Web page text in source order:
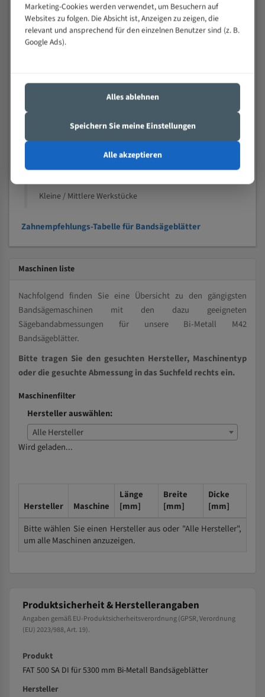
Positiver Spanwinkel
Bandkörper aus hochlegiertem Federstahl
Legierte HSS-beschichtete Zahnspitzen
Nichteisenmetalle
Speziell entwickelt für Profile / Rohre
Kleine und mittlere Profile / Kleine Durchmesser
Kleine / Mittlere Werkstücke
Zahnempfehlungs-Tabelle für Bandsägeblätter
Maschinen liste
Nachfolgend finden Sie eine Übersicht zu den gängigsten
Bandsägemaschinen mit den dazu geeigneten
Sägebandabmessungen für unsere Bi-Metall M42
Bandsägeblätter.
Bitte tragen Sie den gesuchten Hersteller, Maschinentyp
oder die gesuchte Abmessung in das Suchfeld rechts ein.
Maschinenfilter
Hersteller auswählen:
Alle Hersteller
Wird geladen...
Hersteller Maschine
Länge
[mm]
Breite
[mm]
Dicke
[mm]
Bitte wählen Sie einen Hersteller aus oder "Alle Hersteller",
um alle Maschinen anzuzeigen.
Produktsicherheit & Herstellerangaben
Angaben gemäß EU-Produktsicherheitsverordnung (GPSR, Verordnung
(EU) 2023/988, Art. 19).
Produkt
FAT 500 SA DI für 5300 mm Bi-Metall Bandsägeblätter
Hersteller
Marketing-Cookies werden verwendet, um Besuchern auf
Websites zu folgen. Die Absicht ist, Anzeigen zu zeigen, die
relevant und ansprechend für den einzelnen Benutzer sind (z. B.
Google Ads).
Alles ablehnen
Speichern Sie meine Einstellungen
Alle akzeptieren